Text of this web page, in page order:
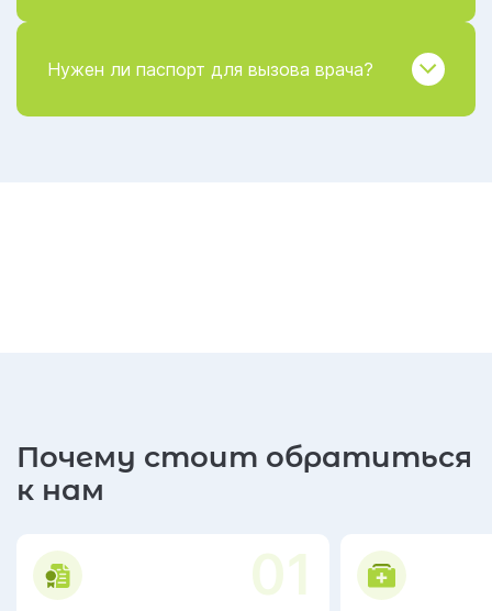
Нужен ли паспорт для вызова врача?
Почему стоит обратиться
к нам
01